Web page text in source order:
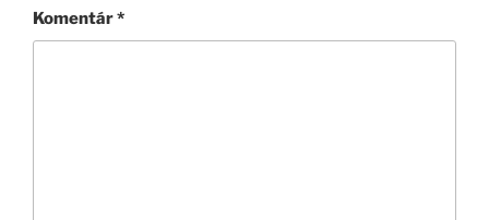
Komentár*